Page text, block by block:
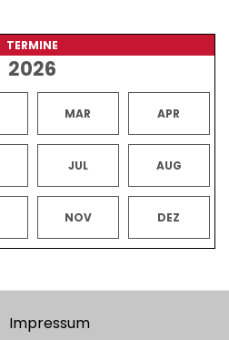
TERMINE
2026
MAR APR
JUL AUG
NOV DEZ
Impressum